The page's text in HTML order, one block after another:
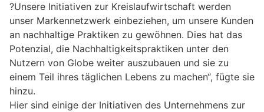
?Unsere Initiativen zur Kreislaufwirtschaft werden
unser Markennetzwerk einbeziehen, um unsere Kunden
an nachhaltige Praktiken zu gewöhnen. Dies hat das
Potenzial, die Nachhaltigkeitspraktiken unter den
Nutzern von Globe weiter auszubauen und sie zu
einem Teil ihres täglichen Lebens zu machen“, fügte sie
hinzu.
Hier sind einige der Initiativen des Unternehmens zur